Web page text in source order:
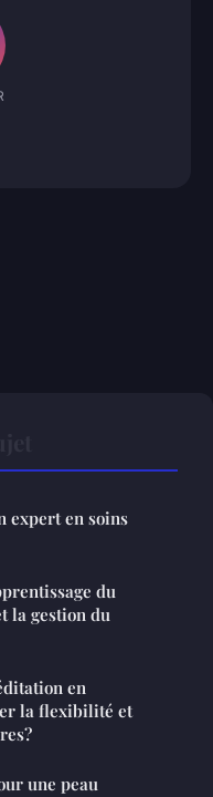
expert en soins
du
la gestion du
en
la flexibilité et
une peau